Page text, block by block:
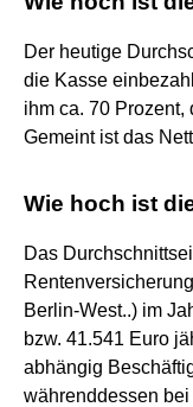
Der heutige
die Kasse
ihm ca. 70 Prozent,
Gemeint ist das
Wie hoch ist
Das
Berlin-West..) im
bzw. 41.541 Euro
abhängig
währenddessen